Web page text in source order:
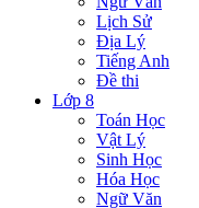
Lịch Sử
Địa Lý
Tiếng Anh
Đề thi
Lớp 8
Toán Học
Vật Lý
Sinh Học
Hóa Học
Ngữ Văn